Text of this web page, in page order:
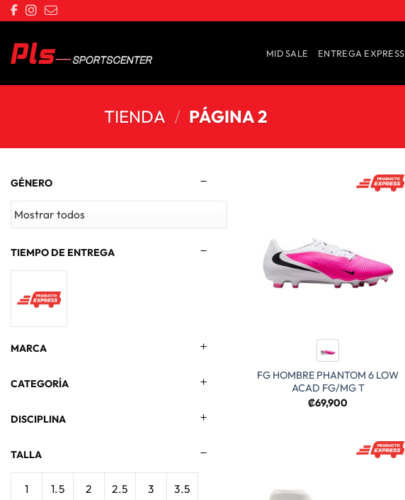
Saltar
al
contenido
MID SALE ENTREGA EXPRESS
TIENDA / PÁGINA 2
GÉNERO
TIEMPO DE ENTREGA
MARCA
CATEGORÍA
DISCIPLINA
TALLA
1 1.5 2 2.5 3 3.5
FG HOMBRE PHANTOM 6 LOW
ACAD FG/MG T
₡69,900